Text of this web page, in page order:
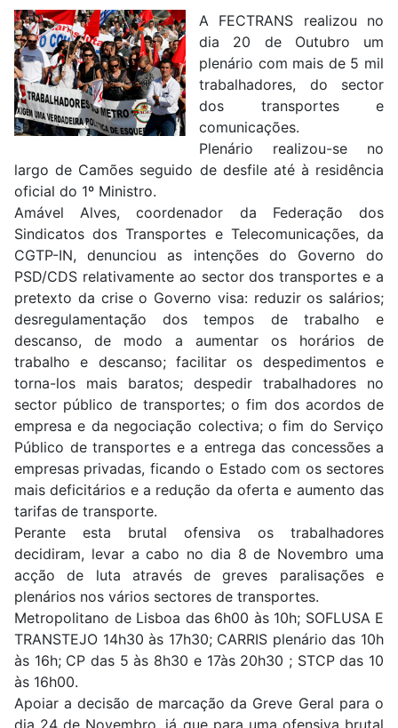
A FECTRANS realizou no
dia 20 de Outubro um
plenário com mais de 5 mil
trabalhadores, do sector
dos transportes e
comunicações.
Plenário realizou-se no
largo de Camões seguido de desfile até à residência
oficial do 1º Ministro.
Amável Alves, coordenador da Federação dos
Sindicatos dos Transportes e Telecomunicações, da
CGTP-IN, denunciou as intenções do Governo do
PSD/CDS relativamente ao sector dos transportes e a
pretexto da crise o Governo visa: reduzir os salários;
desregulamentação dos tempos de trabalho e
descanso, de modo a aumentar os horários de
trabalho e descanso; facilitar os despedimentos e
torna-los mais baratos; despedir trabalhadores no
sector público de transportes; o fim dos acordos de
empresa e da negociação colectiva; o fim do Serviço
Público de transportes e a entrega das concessões a
empresas privadas, ficando o Estado com os sectores
mais deficitários e a redução da oferta e aumento das
tarifas de transporte.
Perante esta brutal ofensiva os trabalhadores
decidiram, levar a cabo no dia 8 de Novembro uma
acção de luta através de greves paralisações e
plenários nos vários sectores de transportes.
Metropolitano de Lisboa das 6h00 às 10h; SOFLUSA E
TRANSTEJO 14h30 às 17h30; CARRIS plenário das 10h
às 16h; CP das 5 às 8h30 e 17às 20h30 ; STCP das 10
às 16h00.
Apoiar a decisão de marcação da Greve Geral para o
dia 24 de Novembro, já que para uma ofensiva brutal